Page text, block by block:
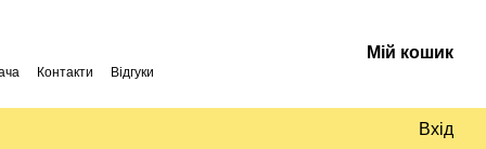
Контакти Відгуки
Мій кошик
Вхід